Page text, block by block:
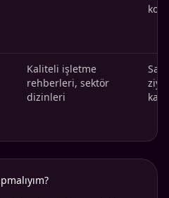
Kaliteli işletme
rehberleri, sektör
dizinleri